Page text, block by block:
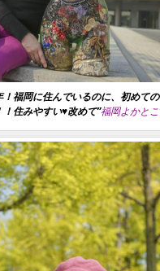
！福岡に住んでいるのに、初めての
住みやすい♥改めて”福岡よかとこ